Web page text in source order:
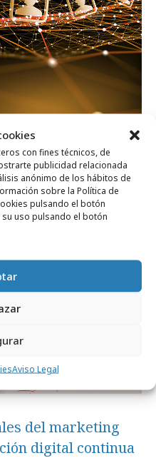
con fines técnicos, de
publicidad relacionada
anónimo de los hábitos de
sobre la Política de
pulsando el botón
uso pulsando el botón
Aviso Legal
no perfiles
de las audiencias
del marketing
digital continua